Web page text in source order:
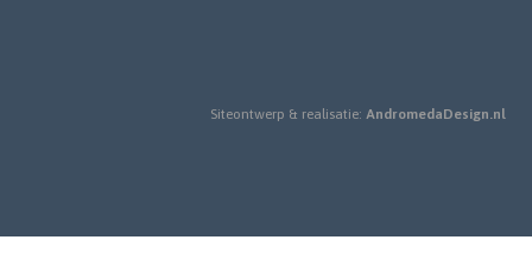
Siteontwerp & realisatie: AndromedaDesign.nl